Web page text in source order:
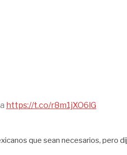
https://t.co/r8m1jXO6lG
que sean necesarios, pero